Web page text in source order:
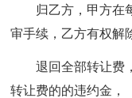
归乙方，甲方在
审手续，乙方有权解
退回全部转让费
转让费的的违约金，